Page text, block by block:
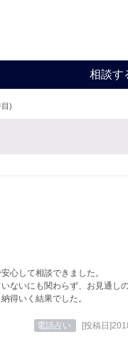
相談す
)
心して相談できました。
ないにも関わらず、お見通し
得いく結果でした。
電話占い [投稿日